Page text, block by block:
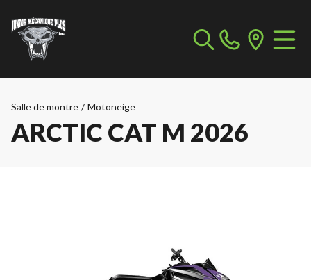
Salle de montre / Motoneige
ARCTIC CAT M 2026